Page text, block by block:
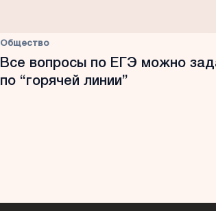
Общество
Все вопросы по ЕГЭ можно
по “горячей линии”